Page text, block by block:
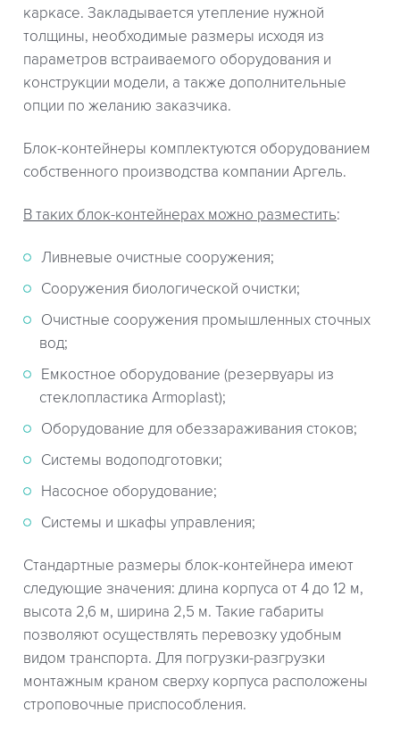
каркасе. Закладывается утепление нужной
толщины, необходимые размеры исходя из
параметров встраиваемого оборудования и
конструкции модели, а также дополнительные
опции по желанию заказчика.
Блок-контейнеры комплектуются оборудованием
собственного производства компании Аргель.
В таких блок-контейнерах можно разместить:
Ливневые очистные сооружения;
Сооружения биологической очистки;
Очистные сооружения промышленных сточных
вод;
Емкостное оборудование (резервуары из
стеклопластика Armoplast);
Оборудование для обеззараживания стоков;
Системы водоподготовки;
Насосное оборудование;
Системы и шкафы управления;
Стандартные размеры блок-контейнера имеют
следующие значения: длина корпуса от 4 до 12 м,
высота 2,6 м, ширина 2,5 м. Такие габариты
позволяют осуществлять перевозку удобным
видом транспорта. Для погрузки-разгрузки
монтажным краном сверху корпуса расположены
строповочные приспособления.